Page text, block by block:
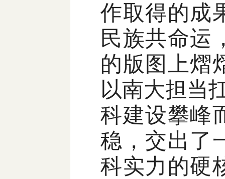
作取得的成
民族共命运
的版图上熠
以南大担当
科建设攀峰
稳，交出了
科实力的硬